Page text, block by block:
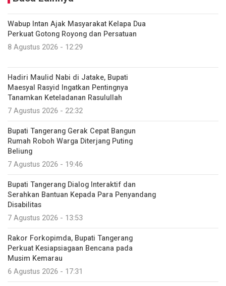
Wabup Intan Ajak Masyarakat Kelapa Dua
Perkuat Gotong Royong dan Persatuan
8 Agustus 2026 - 12:29
Hadiri Maulid Nabi di Jatake, Bupati
Maesyal Rasyid Ingatkan Pentingnya
Tanamkan Keteladanan Rasulullah
7 Agustus 2026 - 22:32
Bupati Tangerang Gerak Cepat Bangun
Rumah Roboh Warga Diterjang Puting
Beliung
7 Agustus 2026 - 19:46
Bupati Tangerang Dialog Interaktif dan
Serahkan Bantuan Kepada Para Penyandang
Disabilitas
7 Agustus 2026 - 13:53
Rakor Forkopimda, Bupati Tangerang
Perkuat Kesiapsiagaan Bencana pada
Musim Kemarau
6 Agustus 2026 - 17:31